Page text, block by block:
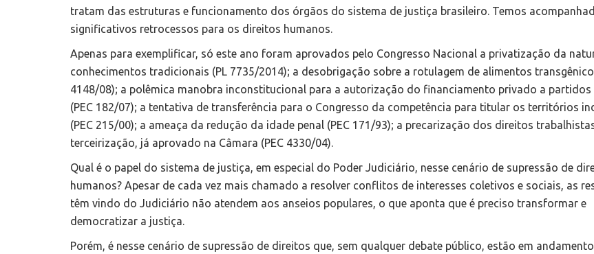
tratam das estruturas e funcionamento dos órgãos do sistema de justiça brasileiro. Temos
significativos retrocessos para os direitos humanos.
Apenas para exemplificar, só este ano foram aprovados pelo Congresso Nacional a privatização da
conhecimentos tradicionais (PL 7735/2014); a desobrigação sobre a rotulagem de alimentos
4148/08); a polêmica manobra inconstitucional para a autorização do financiamento privado a
(PEC 182/07); a tentativa de transferência para o Congresso da competência para titular os territórios
(PEC 215/00); a ameaça da redução da idade penal (PEC 171/93); a precarização dos direitos
terceirização, já aprovado na Câmara (PEC 4330/04).
Qual é o papel do sistema de justiça, em especial do Poder Judiciário, nesse cenário de supressão de
humanos? Apesar de cada vez mais chamado a resolver conflitos de interesses coletivos e sociais, as
têm vindo do Judiciário não atendem aos anseios populares, o que aponta que é preciso transformar e
democratizar a justiça.
Porém, é nesse cenário de supressão de direitos que, sem qualquer debate público, estão em